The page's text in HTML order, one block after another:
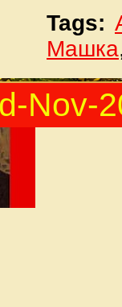
Tags:
Машка
Nov-